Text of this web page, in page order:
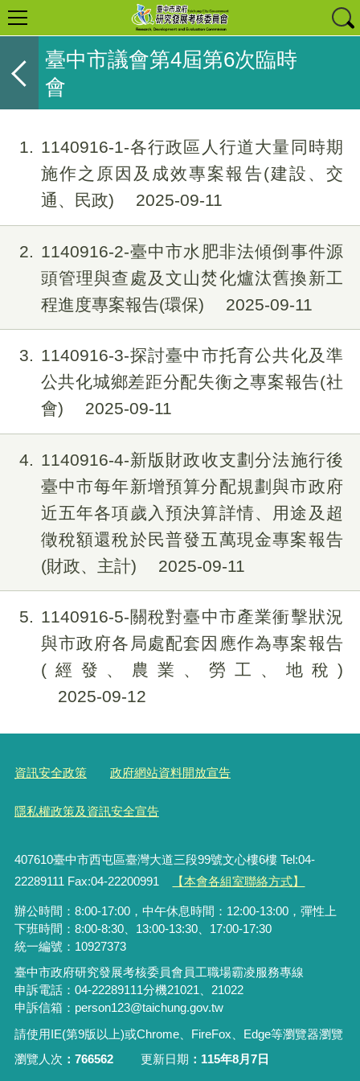
臺中市議會第4屆第6次臨時
會
1
1140916-1-各行政區人行道大量同時期
施作之原因及成效專案報告(建設、交
通、民政)
2025-09-11
2
1140916-2-臺中市水肥非法傾倒事件源
頭管理與查處及文山焚化爐汰舊換新工
程進度專案報告(環保)
2025-09-11
3
1140916-3-探討臺中市托育公共化及準
公共化城鄉差距分配失衡之專案報告(社
會)
2025-09-11
4
1140916-4-新版財政收支劃分法施行後
臺中市每年新增預算分配規劃與市政府
近五年各項歲入預決算詳情、用途及超
徵稅額還稅於民普發五萬現金專案報告
(財政、主計)
2025-09-11
5
1140916-5-關稅對臺中市產業衝擊狀況
與市政府各局處配套因應作為專案報告
(經發、農業、勞工、地稅)
2025-09-12
資訊安全政策 政府網站資料開放宣告
隱私權政策及資訊安全宣告
407610臺中市西屯區臺灣大道三段99號文心樓6樓 Tel:04-
22289111 Fax:04-22200991
【本會各組室聯絡方式】
辦公時間：8:00-17:00，中午休息時間：12:00-13:00，彈性上
下班時間：8:00-8:30、13:00-13:30、17:00-17:30
統一編號：10927373
臺中市政府研究發展考核委員會員工職場霸凌服務專線
申訴電話：04-22289111分機21021、21022
申訴信箱：person123@taichung.gov.tw
請使用IE(第9版以上)或Chrome、FireFox、Edge等瀏覽器瀏覽
瀏覽人次
766562 更新日期 115年8月7日